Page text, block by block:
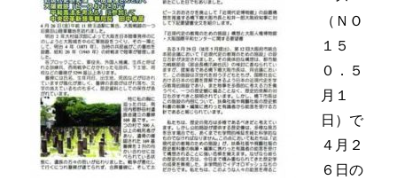
（ＮＯ
１５
０．５
月１
日）で
４月２
６日の